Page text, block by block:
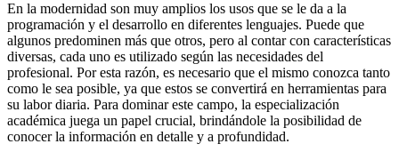
En la modernidad son muy amplios los usos que se le da a la
programación y el desarrollo en diferentes lenguajes. Puede que
algunos predominen más que otros, pero al contar con características
diversas, cada uno es utilizado según las necesidades del
profesional. Por esta razón, es necesario que el mismo conozca tanto
como le sea posible, ya que estos se convertirá en herramientas para
su labor diaria. Para dominar este campo, la especialización
académica juega un papel crucial, brindándole la posibilidad de
conocer la información en detalle y a profundidad.